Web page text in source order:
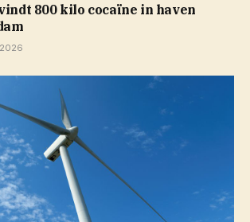
800 kilo cocaïne in haven